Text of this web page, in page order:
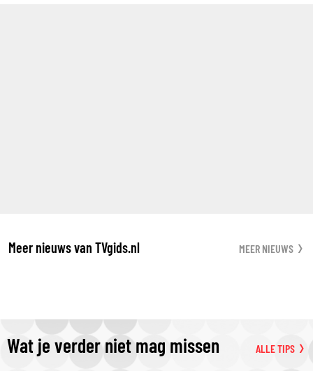
Meer nieuws van TVgids.nl MEER NIEUWS
Wat je verder niet mag missen ALLE TIPS